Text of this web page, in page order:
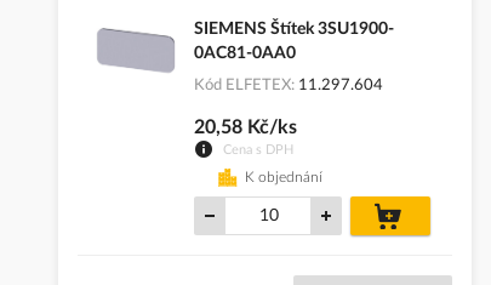
SIEMENS Štítek 3SU1900-
0AC81-0AA0
Kód ELFETEX 11.297.604
Cena s DPH
20,58 Kč/ks
K objednání
košíku